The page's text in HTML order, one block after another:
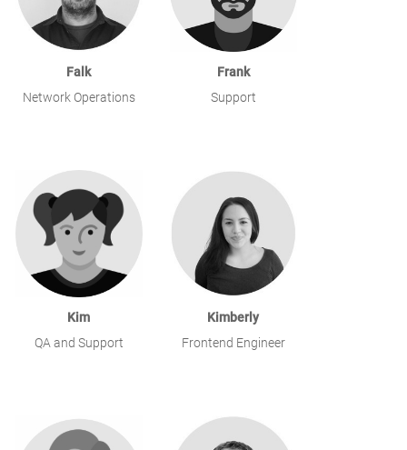
Falk
Network Operations
Frank
Support
Kim
QA and Support
Kimberly
Frontend Engineer